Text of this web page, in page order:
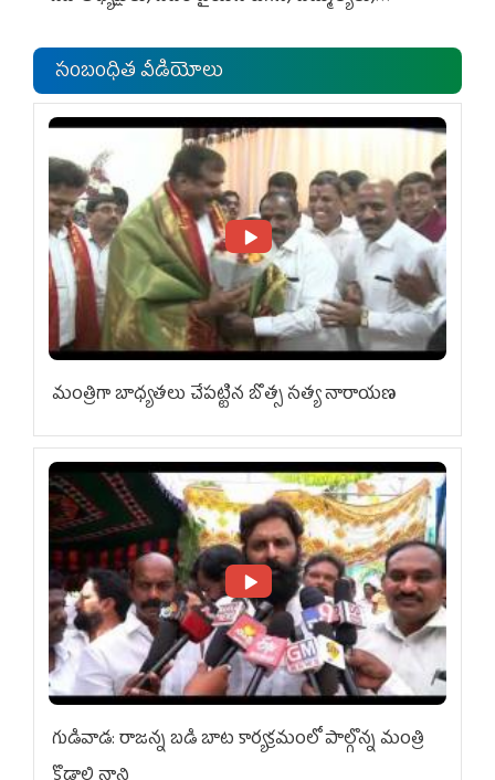
సంబంధిత వీడియోలు
మంత్రిగా బాధ్యతలు చేపట్టిన బొత్స సత్య నారాయణ
గుడివాడ: రాజన్న బడి బాట కార్యక్రమంలో పాల్గొన్న మంత్రి